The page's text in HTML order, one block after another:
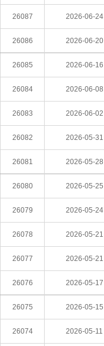
26087 2026-06-24
26086 2026-06-20
26085 2026-06-16
26084 2026-06-08
26083 2026-06-02
26082 2026-05-31
26081 2026-05-28
26080 2026-05-25
26079 2026-05-24
26078 2026-05-21
26077 2026-05-21
26076 2026-05-17
26075 2026-05-15
26074 2026-05-11